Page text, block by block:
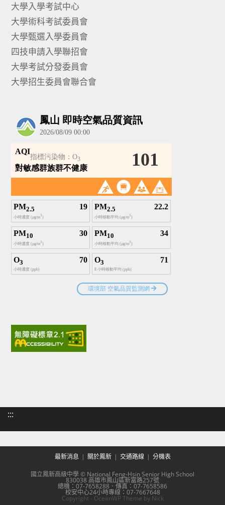
大學入學考試中心
大學術科考試委員會
大學甄選入學委員會
四技申請入學聯招會
大學考試分發委員會
大學招生委員會聯合會
:::
最新消息 關於鳳新 交通路線 分機表
國立鳳新高級中學 © National Feng-Hsin Senior High School
830038 高雄市鳳山區新富路257號
總機：07-7658288．傳真：07-7658586
校安中心24小時專線：07-7667648
Copyright - OceanWP Theme by Nick